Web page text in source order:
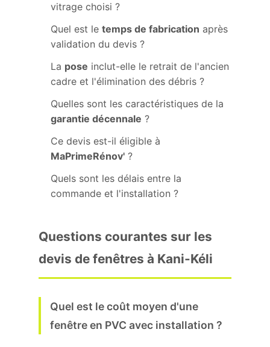
vitrage choisi ?
Quel est le temps de fabrication après
validation du devis ?
La pose inclut-elle le retrait de l'ancien
cadre et l'élimination des débris ?
Quelles sont les caractéristiques de la
garantie décennale ?
Ce devis est-il éligible à
MaPrimeRénov' ?
Quels sont les délais entre la
commande et l'installation ?
Questions courantes sur les
devis de fenêtres à Kani-Kéli
Quel est le coût moyen d'une
fenêtre en PVC avec installation ?